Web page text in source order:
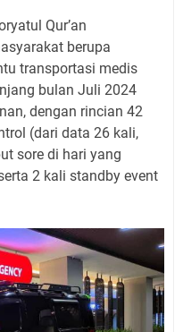
Qur’an
berupa
transportasi medis
bulan Juli 2024
dengan rincian 42
(dari data 26 kali,
sore di hari yang
2 kali standby event